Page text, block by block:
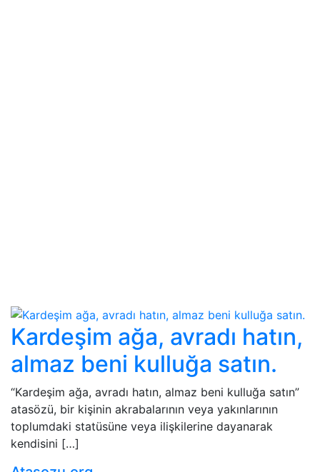
Kardeşim ağa, avradı hatın,
almaz beni kulluğa satın.
“Kardeşim ağa, avradı hatın, almaz beni kulluğa satın”
atasözü, bir kişinin akrabalarının veya yakınlarının
toplumdaki statüsüne veya ilişkilerine dayanarak
kendisini […]